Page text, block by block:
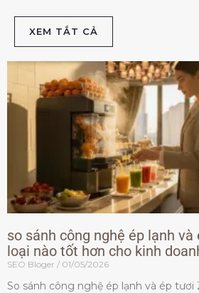
XEM TẮT CẢ
so sánh công nghệ ép lạnh
loại nào tốt hơn cho kinh
SEO Bloger 01/05/2026
So sánh công nghệ ép lạnh và ép